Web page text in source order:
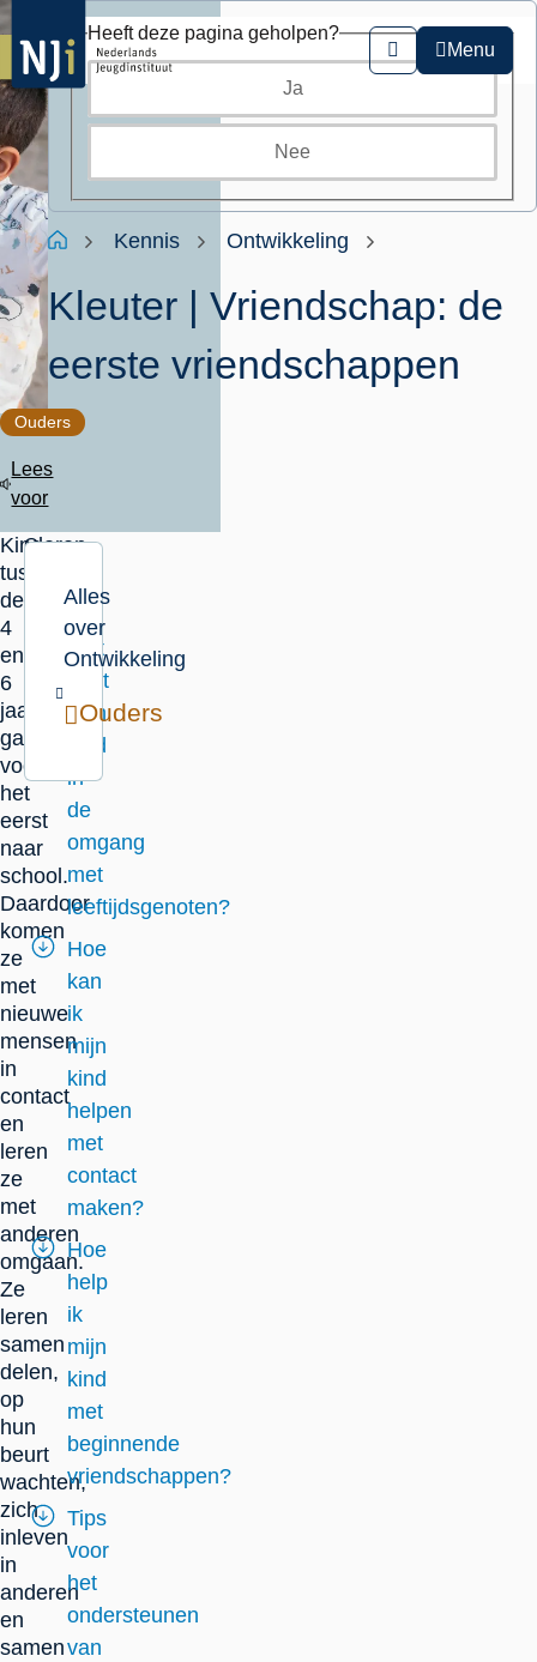
Overslaan
en
naar
de
inhoud
gaan
Zoeken
Menu
Kruimelpad
HomeKennis Ontwikkeling
Kleuter | Vriendschap: de
eerste vriendschappen
Ouders
Lees
voor
Kinderen
tussen
de
4
en
6
jaar
gaan
voor
het
eerst
naar
school.
Daardoor
komen
ze
met
nieuwe
mensen
in
contact
en
leren
ze
met
anderen
omgaan.
Ze
leren
samen
delen,
op
hun
beurt
wachten,
zich
inleven
in
anderen
en
samen
Op
pagina
Wat
leert
mijn
kind
in
de
omgang
met
leeftijdsgenoten?
Hoe
kan
ik
mijn
kind
helpen
met
contact
maken?
Hoe
help
ik
mijn
kind
met
beginnende
vriendschappen?
Tips
voor
het
ondersteunen
van
Alles
over
Ontwikkeling
Ouders
Heeft deze pagina geholpen?
Ja
Nee